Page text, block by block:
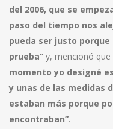
del 2006, que se
paso del tiempo nos
pueda ser justo
prueba” y, mencionó que
momento yo designé
y unas de las medidas
estaban más porque
encontraban”.